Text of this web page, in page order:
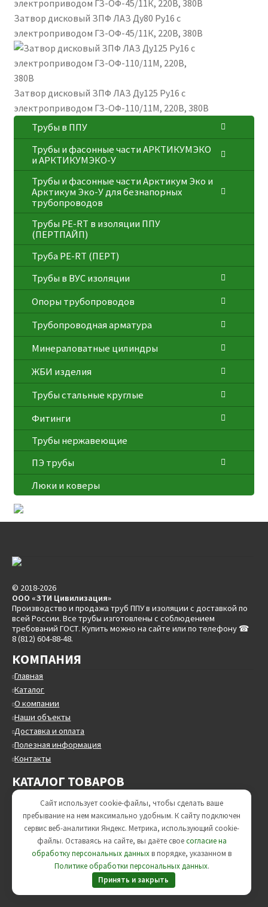
Затвор дисковый ЗПФ ЛАЗ Ду80 Ру16 с
электроприводом ГЗ-ОФ-45/11К, 220В, 380В
Затвор дисковый ЗПФ ЛАЗ Ду125 Ру16 с
электроприводом ГЗ-ОФ-110/11М, 220В, 380В
Трубы в ППУ
Трубы и фасонные части АРКТИКУМЭКО
и АРКТИКУМЭКО-У
Трубы и фасонные части Арктикум Эко и
Арктикум Эко-У для безнапорных
трубопроводов
Трубы PE-RT в изоляции ППУ
(ПЕРТПАЙП)
⁠Трубa PE-RT (ПЕРТ)
Трубы в ВУС изоляции
Опоры трубопроводов
Трубопроводная арматура
Минераловатные цилиндры
ЖБИ изделия
Трубы стальные круглые
Фитинги
Трубы нержавеющие
ПЭ трубы
Люки и коверы
© 2018-2026
ООО «ЗТИ Цивилизация»
Производство и продажа труб ППУ в изоляции с доставкой по
всей России. Все трубы изготовлены с соблюдением
требований ГОСТ. Купить можно на сайте или по телефону ☎
8 (812) 604-88-48.
КОМПАНИЯ
Главная
Каталог
О компании
Наши объекты
Доставка и оплата
Полезная информация
Контакты
КАТАЛОГ ТОВАРОВ
Трубы стальные круглые
Трубы в ППУ
Трубы в ВУС изоляции
Опоры трубопроводов
ЖБИ изделия
Минераловатные цилиндры
Трубопроводная арматура
Сайт использует cookie-файлы, чтобы сделать ваше
пребывание на нем максимально удобным. К cайту подключен
сервис веб-аналитики Яндекс. Метрика, использующий cookie-
файлы. Оставаясь на сайте, вы даёте своесогласие на
обработку персональных данныхв порядке, указанном в
Политике обработки персональных данных.
Принять и закрыть